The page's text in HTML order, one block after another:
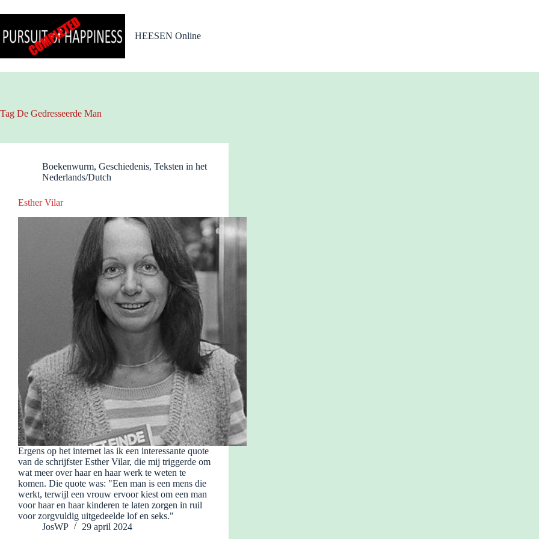
naar
inhoud
HEESEN Online
Tag De Gedresseerde Man
Boekenwurm, Geschiedenis, Teksten in het
Nederlands/Dutch
Esther Vilar
Ergens op het internet las ik een interessante quote
van de schrijfster Esther Vilar, die mij triggerde om
wat meer over haar en haar werk te weten te
komen. Die quote was: "Een man is een mens die
werkt, terwijl een vrouw ervoor kiest om een man
voor haar en haar kinderen te laten zorgen in ruil
voor zorgvuldig uitgedeelde lof en seks."
JosWP
29 april 2024